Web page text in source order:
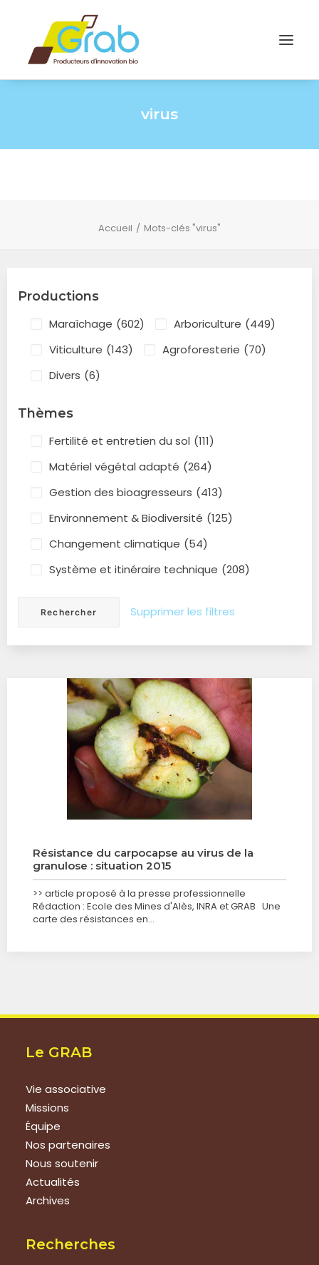
virus
Accueil Mots-clés "virus"
Productions
Maraîchage (602) Arboriculture (449)
Viticulture (143) Agroforesterie (70)
Divers (6)
Thèmes
Fertilité et entretien du sol (111)
Matériel végétal adapté (264)
Gestion des bioagresseurs (413)
Environnement & Biodiversité (125)
Changement climatique (54)
Système et itinéraire technique (208)
Supprimer les filtres
Résistance du carpocapse au virus de la
granulose : situation 2015
>> article proposé à la presse professionnelle
Rédaction : Ecole des Mines d'Alès, INRA et GRAB Une
carte des résistances en…
Le GRAB
Vie associative
Missions
Équipe
Nos partenaires
Nous soutenir
Actualités
Archives
Recherches